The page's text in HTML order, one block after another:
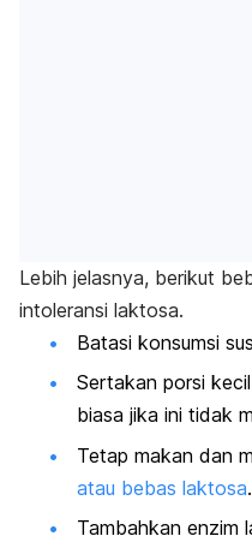
Lebih jelasnya, berikut
intoleransi laktosa.
Batasi konsumsi
Sertakan porsi
biasa jika ini tidak
Tetap makan dan
atau bebas laktosa.
Tambahkan enzim